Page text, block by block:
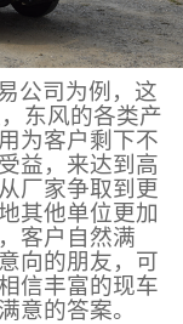
公司为例，这
东风的各类产
为客户剩下不
益，来达到高
厂家争取到更
其他单位更加
客户自然满
向的朋友，可
信丰富的现车
意的答案。